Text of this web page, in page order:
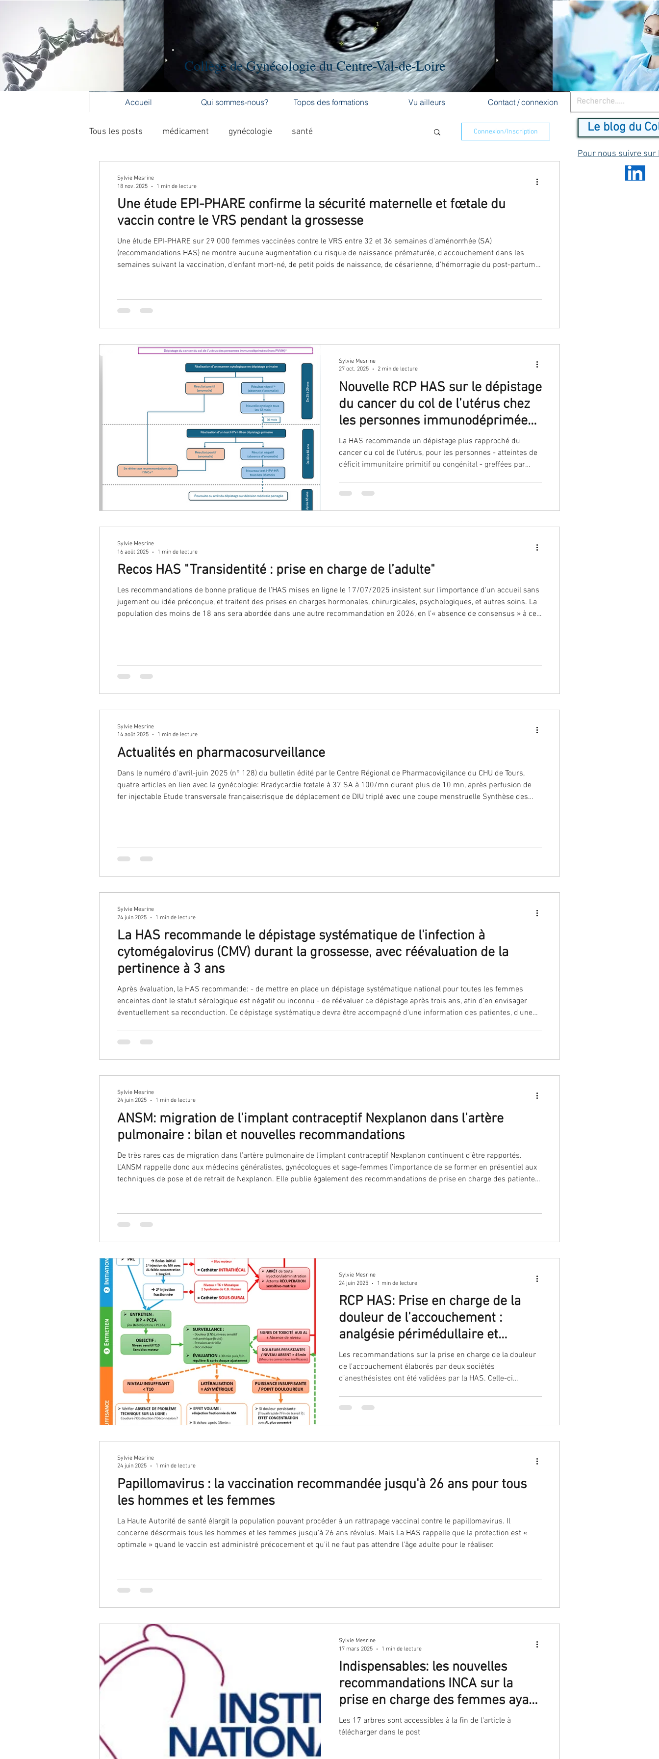
Collège de Gynécologie du Centre-Val-de-Loire
Accueil Qui sommes-nous? Topos des formations Vu ailleurs Contact / connexion
Tous les posts médicament gynécologie santé
activité physique accouchement cancer cancer du sein
cancer du col cancer de l'ovaire contraception contraception DES
grossesse malformation nutrition oncogénétique PMA
préservation de fertilité stérilisation ostéoporose reproduction
Traitement hormonal de ménopause
Connexion/Inscription
Une étude EPI-PHARE confirme la sécurité maternelle et fœtale du
vaccin contre le VRS pendant la grossesse
Une étude EPI-PHARE sur 29 000 femmes vaccinées contre le VRS entre 32 et 36 semaines d'aménorrhée (SA)
(recommandations HAS) ne montre aucune augmentation du risque de naissance prématurée, d’accouchement dans les
semaines suivant la vaccination, d’enfant mort-né, de petit poids de naissance, de césarienne, d’hémorragie du post-partum
Sylvie Mesrine
18 nov. 2025
1 min de lecture
Nouvelle RCP HAS sur le dépistage
du cancer du col de l’utérus chez
les personnes immunodéprimées
(hors VIH)
La HAS recommande un dépistage plus rapproché du
cancer du col de l’utérus, pour les personnes - atteintes de
déficit immunitaire primitif ou congénital - greffées par
personne en situation d’immunodépression sévère,
Sylvie Mesrine
27 oct. 2025
2 min de lecture
Recos HAS "Transidentité : prise en charge de l’adulte"
Les recommandations de bonne pratique de l'HAS mises en ligne le 17/07/2025 insistent sur l'importance d'un accueil sans
jugement ou idée préconçue, et traitent des prises en charges hormonales, chirurgicales, psychologiques, et autres soins. La
population des moins de 18 ans sera abordée dans une autre recommandation en 2026, en l’« absence de consensus » à ce
Sylvie Mesrine
16 août 2025
1 min de lecture
Actualités en pharmacosurveillance
Dans le numéro d'avril-juin 2025 (n° 128) du bulletin édité par le Centre Régional de Pharmacovigilance du CHU de Tours,
quatre articles en lien avec la gynécologie: Bradycardie fœtale à 37 SA à 100/mn durant plus de 10 mn, après perfusion de
fer injectable Etude transversale française:risque de déplacement de DIU triplé avec une coupe menstruelle Synthèse des
Sylvie Mesrine
14 août 2025
1 min de lecture
La HAS recommande le dépistage systématique de l'infection à
cytomégalovirus (CMV) durant la grossesse, avec réévaluation de la
pertinence à 3 ans
Après évaluation, la HAS recommande: - de mettre en place un dépistage systématique national pour toutes les femmes
enceintes dont le statut sérologique est négatif ou inconnu - de réévaluer ce dépistage après trois ans, afin d’en envisager
éventuellement sa reconduction. Ce dépistage systématique devra être accompagné d'une information des patientes, d'une
Sylvie Mesrine
24 juin 2025
1 min de lecture
ANSM: migration de l’implant contraceptif Nexplanon dans l’artère
pulmonaire : bilan et nouvelles recommandations
De très rares cas de migration dans l’artère pulmonaire de l’implant contraceptif Nexplanon continuent d’être rapportés.
L'ANSM rappelle donc aux médecins généralistes, gynécologues et sage-femmes l’importance de se former en présentiel aux
techniques de pose et de retrait de Nexplanon. Elle publie également des recommandations de prise en charge des patientes
Sylvie Mesrine
24 juin 2025
1 min de lecture
RCP HAS: Prise en charge de la
douleur de l’accouchement :
analgésie périmédullaire et
alternatives médicamenteuses
Les recommandations sur la prise en charge de la douleur
de l'accouchement élaborés par deux sociétés
d’anesthésistes ont été validées par la HAS. Celle-ci
Sylvie Mesrine
24 juin 2025
1 min de lecture
Papillomavirus : la vaccination recommandée jusqu'à 26 ans pour tous
les hommes et les femmes
La Haute Autorité de santé élargit la population pouvant procéder à un rattrapage vaccinal contre le papillomavirus. Il
concerne désormais tous les hommes et les femmes jusqu'à 26 ans révolus. Mais La HAS rappelle que la protection est «
optimale » quand le vaccin est administré précocement et qu'il ne faut pas attendre l'âge adulte pour le réaliser.
Sylvie Mesrine
24 juin 2025
1 min de lecture
Indispensables: les nouvelles
recommandations INCA sur la
prise en charge des femmes ayant
une cytologie cervico-utérine
anormale après un test HPV positif
Les 17 arbres sont accessibles à la fin de l'article à
télécharger dans le post
Sylvie Mesrine
17 mars 2025
1 min de lecture
Pour nous suivre sur
Le blog du